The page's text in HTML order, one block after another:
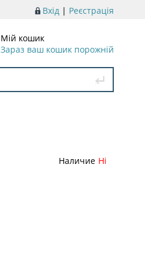
Вхід | Реєстрація
Мій кошик
Зараз ваш кошик порожній
Наличие Ні